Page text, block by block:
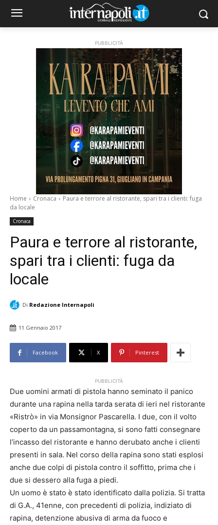
PUBBLICITÀ
Home Cronaca
Paura e terrore al ristorante, spari tra i clienti: fuga
da locale
Cronaca
Paura e terrore al ristorante,
spari tra i clienti: fuga da
locale
Di Redazione Internapoli
11 Gennaio 2017
Facebook X Pinterest
PUBBLICITÀ
Due uomini armati di pistola hanno seminato il panico
durante una rapina nella tarda serata di ieri nel ristorante
«Ristrò» in via Monsignor Pascarella. I due, con il volto
coperto da un passamontagna, si sono fatti consegnare
l’incasso del ristorante e hanno derubato anche i clienti
presenti in sala. Nel corso della rapina sono stati esplosi
anche due colpi di pistola contro il soffitto, prima che i
due si dessero alla fuga a piedi.
Un uomo è stato è stato identificato dalla polizia. Si tratta
di G.A., 41enne, con precedenti di polizia, indiziato di
rapina, detenzione abusiva di arma da fuoco e